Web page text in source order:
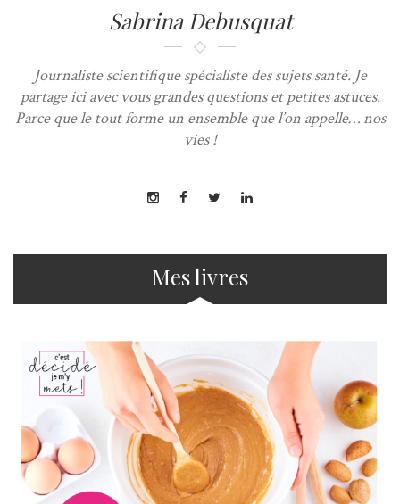
Sabrina Debusquat
Journaliste scientifique spécialiste des sujets santé. Je
partage ici avec vous grandes questions et petites astuces.
Parce que le tout forme un ensemble que l’on appelle… nos
vies !
Mes livres